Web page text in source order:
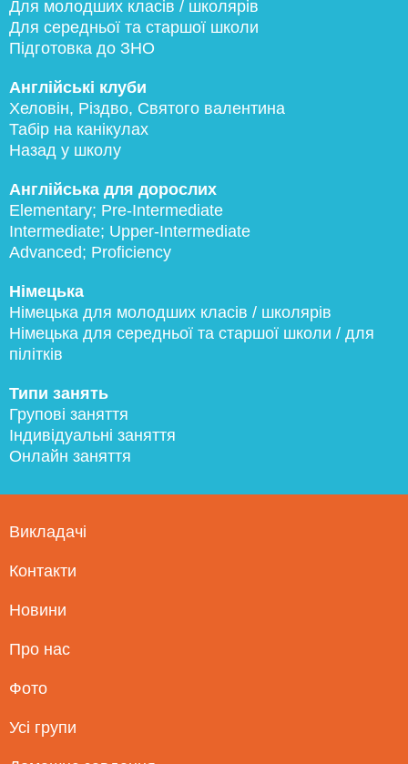
Для молодших класів / школярів
Для середньої та старшої школи
Підготовка до ЗНО
Англійські клуби
Хеловін, Різдво, Святого валентина
Табір на канікулах
Назад у школу
Англійська для дорослих
Elementary; Pre-Intermediate
Intermediate; Upper-Intermediate
Advanced; Proficiency
Німецька
Німецька для молодших класів / школярів
Німецька для середньої та старшої школи / для
пілітків
Типи занять
Групові заняття
Індивідуальні заняття
Онлайн заняття
Викладачі
Контакти
Новини
Про нас
Фото
Усі групи